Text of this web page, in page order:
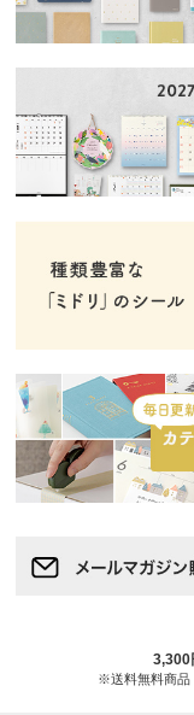
3,300
※送料無料商品